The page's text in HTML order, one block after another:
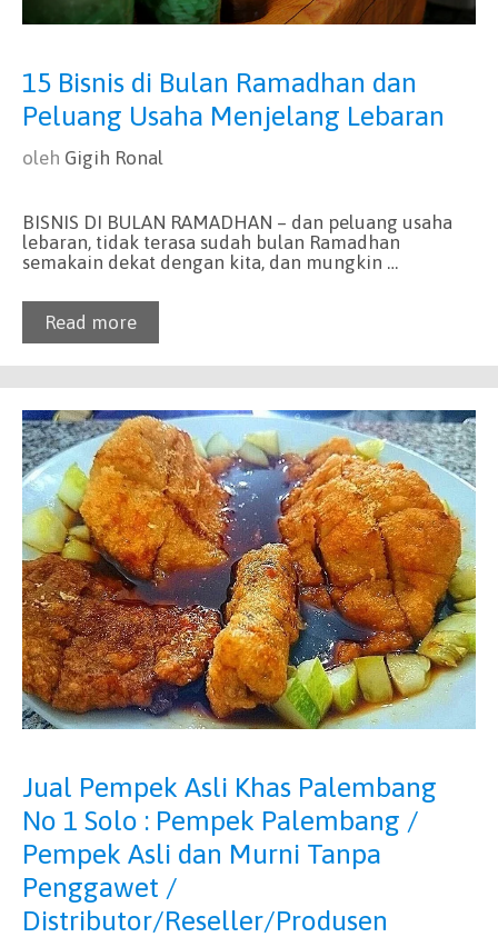
15 Bisnis di Bulan Ramadhan dan
Peluang Usaha Menjelang Lebaran
oleh Gigih Ronal
BISNIS DI BULAN RAMADHAN – dan peluang usaha
lebaran, tidak terasa sudah bulan Ramadhan
semakain dekat dengan kita, dan mungkin …
Read more
Jual Pempek Asli Khas Palembang
No 1 Solo : Pempek Palembang /
Pempek Asli dan Murni Tanpa
Penggawet /
Distributor/Reseller/Produsen